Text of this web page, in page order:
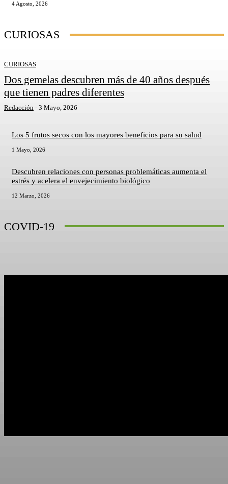
4 Agosto, 2026
CURIOSAS
CURIOSAS
Dos gemelas descubren más de 40 años después
que tienen padres diferentes
Redacción - 3 Mayo, 2026
Los 5 frutos secos con los mayores beneficios para su salud
1 Mayo, 2026
Descubren relaciones con personas problemáticas aumenta el
estrés y acelera el envejecimiento biológico
12 Marzo, 2026
COVID-19